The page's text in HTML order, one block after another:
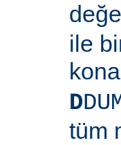
ile
D
tüm